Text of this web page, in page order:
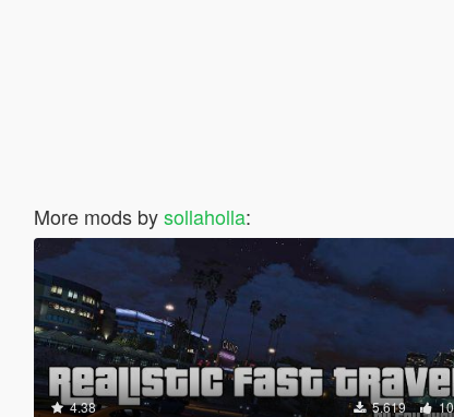
More mods bysollaholla:
4.38 5.619